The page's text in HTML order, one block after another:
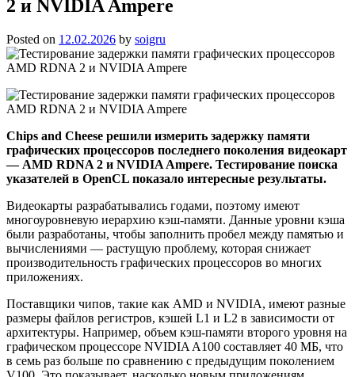
2 и NVIDIA Ampere
Posted on 12.02.2026 by soigru
Chips and Cheese решили измерить задержку памяти
графических процессоров последнего поколения видеокарт
— AMD RDNA 2 и NVIDIA Ampere. Тестирование поиска
указателей в OpenCL показало интересные результаты.
Видеокарты разрабатывались годами, поэтому имеют
многоуровневую иерархию кэш-памяти. Данные уровни кэша
были разработаны, чтобы заполнить пробел между памятью и
вычислениями — растущую проблему, которая снижает
производительность графических процессоров во многих
приложениях.
Поставщики чипов, такие как AMD и NVIDIA, имеют разные
размеры файлов регистров, кэшей L1 и L2 в зависимости от
архитектуры. Например, объем кэш-памяти второго уровня на
графическом процессоре NVIDIA A100 составляет 40 МБ, что
в семь раз больше по сравнению с предыдущим поколением